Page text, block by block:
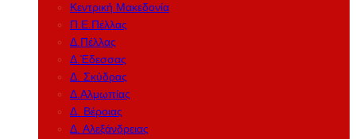
Κεντρική Μακεδονία
Π.Ε.Πέλλας
Δ.Πέλλας
Δ.Έδεσσας
Δ. Σκύδρας
Δ.Αλμωπίας
Δ. Βέροιας
Δ. Αλεξάνδρειας